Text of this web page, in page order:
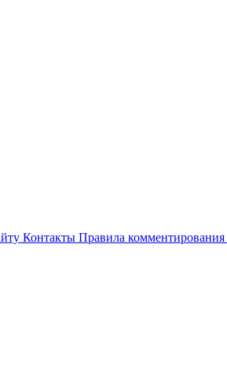
Контакты Правила комментирования